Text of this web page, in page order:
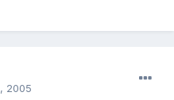
2005